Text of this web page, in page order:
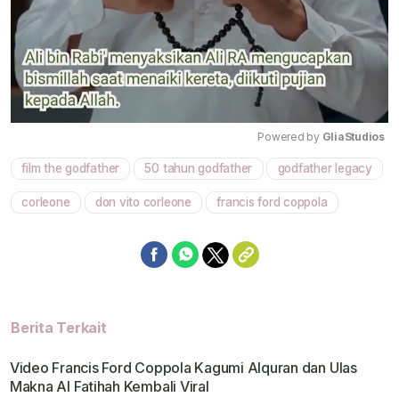
Mute
Powered by GliaStudios
film the godfather 50 tahun godfather godfather legacy
corleone don vito corleone francis ford coppola
Berita Terkait
Video Francis Ford Coppola Kagumi Alquran dan Ulas
Makna Al Fatihah Kembali Viral